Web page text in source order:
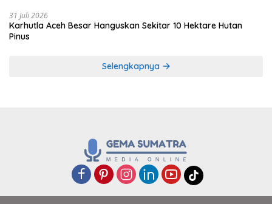
31 Juli 2026
Karhutla Aceh Besar Hanguskan Sekitar 10 Hektare Hutan
Pinus
Selengkapnya